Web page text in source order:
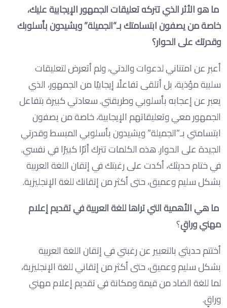
ما هو الأثر الذي تتركه تعليقات الجمهور الإيجابية عليك،
خاصة من يصفون ابتسامتك بـ”الجميلة” ويشيدون بأسلوبك
وقدرتك على الحوار؟
أعبر عن امتناني لدعوات والدتي، ولم أتعرض لتعليقات
سلبية مؤذية، بل أتلقى تفاعلًا إيجابيًا من الجمهور، الذي
يعبر عن إعجابه بأسلوبي وطريقتي. سعادتي كبيرة بتفاعل
الجمهور معي وتعليقاتهم الإيجابية، خاصة من يصفون
ابتسامتي بـ”الجميلة” ويشيدون بأسلوبي المبسط وقدرتي
الجيدة على الحوار. هذه الكلمات تترك أثرًا كبيرًا في نفسي.
في ختام حديثك، أكدت على رغبتك في إتقان اللغة العربية
بشكل سليم وعميق، حتى أكثر من إتقانك للغة الإنجليزية.
ما هي الأهمية التي تراها للغة العربية في تقديم إعلام
مهني وراقٍ؟
أختتم حديثي بالتعبير عن رغبتي في إتقان اللغة العربية
بشكل سليم وعميق، حتى أكثر من إتقاني للغة الإنجليزية،
لما للغة الضاد من قيمة ومكانة في تقديم إعلام مهني
وراقٍ.